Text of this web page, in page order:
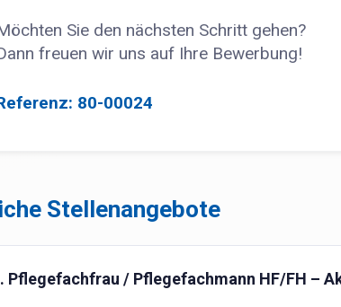
Sie den nächsten Schritt gehen?
freuen wir uns auf Ihre Bewerbung!
80-00024
Stellenangebote
Pflegefachfrau / Pflegefachmann HF/FH –